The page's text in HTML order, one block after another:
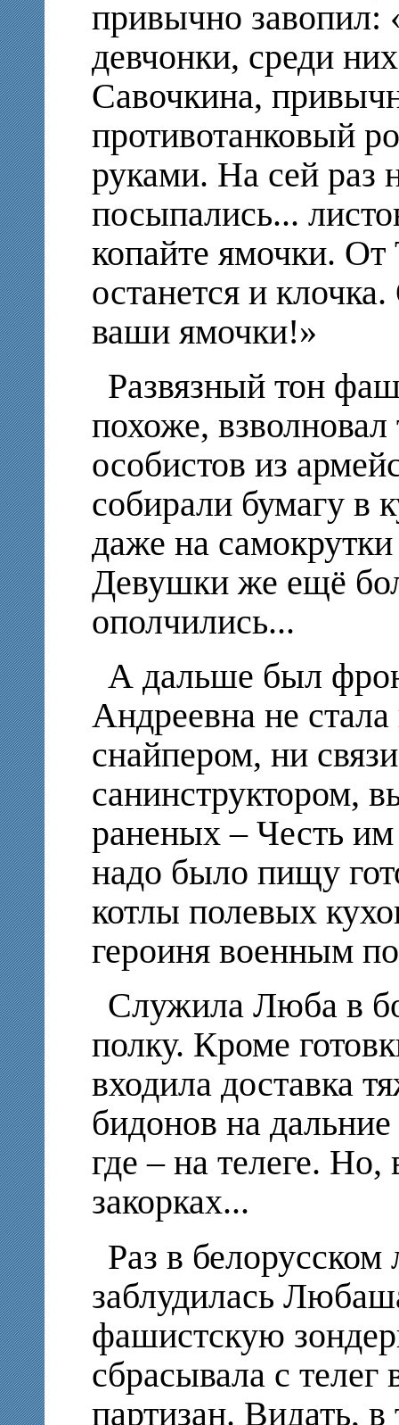
привычно
девчонки, среди
Савочкина,
противотанковый
руками. На сей раз
посыпались...
копайте ямочки.
останется и
ваши ямочки!»
Развязный тон
похоже, взволновал
особистов из
собирали бумагу в
даже на
Девушки же ещё
ополчились...
А дальше был
Андреевна не
снайпером, ни
санинструктором,
раненых – Честь
надо было пищу
котлы полевых
героиня военным
Служила Люба в
полку. Кроме
входила доставка
бидонов на
где – на телеге.
закорках...
Раз в
заблудилась
фашистскую
сбрасывала с
партизан. Видать,